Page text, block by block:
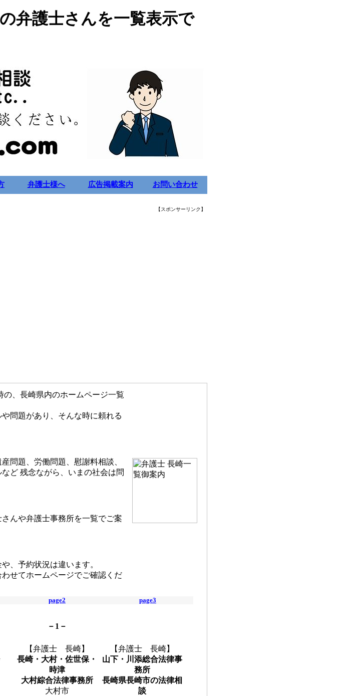
弁護士さんを一覧表示で
弁護士様へ 広告掲載案内 お問い合わせ
【スポンサーリンク】
の、長崎県内のホームページ一覧
問題があり、そんな時に頼れる
問題、労働問題、慰謝料相談、
ど 残念ながら、いまの社会は問
んや弁護士事務所を一覧でご案
、予約状況は違います。
せてホームページでご確認くだ
page2 page3
－1－
【弁護士 長崎】
長崎・大村・佐世保・
時津
大村綜合法律事務所
大村市
【弁護士 長崎】
山下・川添総合法律事
務所
長崎県長崎市の法律相
談